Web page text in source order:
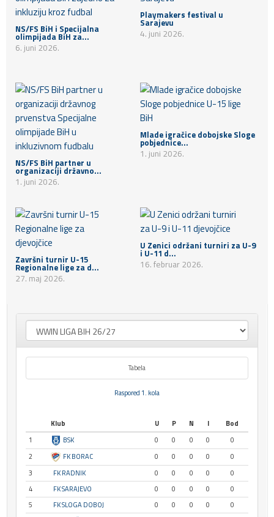
NS/FS BiH i Specijalna
olimpijada BiH za...
6. juni 2026.
Playmakers festival u
Sarajevu
4. juni 2026.
NS/FS BiH partner u
organizaciji državno...
1. juni 2026.
Mlade igračice dobojske Sloge
pobjednice...
1. juni 2026.
Završni turnir U-15
Regionalne lige za d...
27. maj 2026.
U Zenici održani turniri za U-9
i U-11 d...
16. februar 2026.
Tabela
Raspored 1. kola
Klub U P N I
Bod
1
BSK 0 0 0 0
0
2
FK BORAC 0 0 0 0
0
3
FK RADNIK 0 0 0 0
0
4
FK SARAJEVO 0 0 0 0
0
5
FK SLOGA DOBOJ 0 0 0 0
0